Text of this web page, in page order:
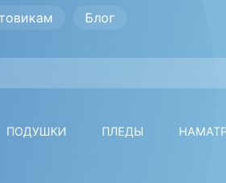
Блог
ПОДУШКИ ПЛЕДЫ